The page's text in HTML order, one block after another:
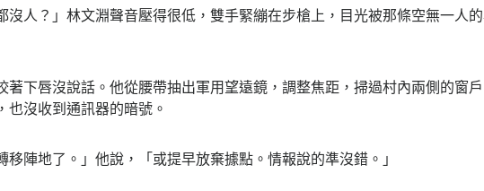
？」林文淵聲音壓得很低，雙手緊繃在步槍上，目光被那條空無一人
下唇沒說話。他從腰帶抽出軍用望遠鏡，調整焦距，掃過村內兩側的窗
也沒收到通訊器的暗號。
陣地了。」他說，「或提早放棄據點。情報說的準沒錯。」